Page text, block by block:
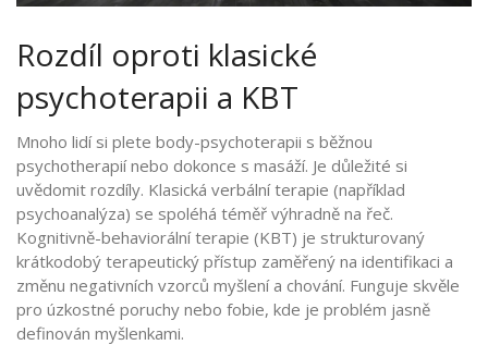
Rozdíl oproti klasické
psychoterapii a KBT
Mnoho lidí si plete body-psychoterapii s běžnou
psychotherapií nebo dokonce s masáží. Je důležité si
uvědomit rozdíly. Klasická verbální terapie (například
psychoanalýza) se spoléhá téměř výhradně na řeč.
Kognitivně-behaviorální terapie (KBT) je strukturovaný
krátkodobý terapeutický přístup zaměřený na identifikaci a
změnu negativních vzorců myšlení a chování. Funguje skvěle
pro úzkostné poruchy nebo fobie, kde je problém jasně
definován myšlenkami.